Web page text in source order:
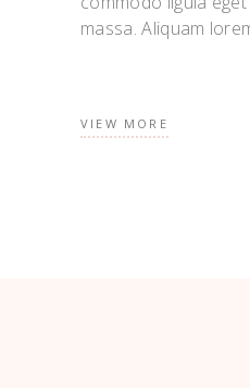
massa. Aliquam
VIEW MORE